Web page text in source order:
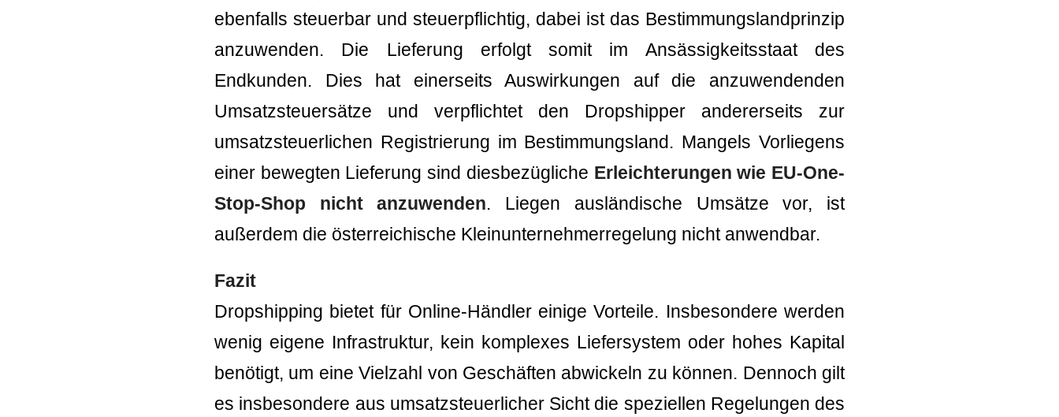
ebenfalls steuerbar und steuerpflichtig, dabei ist das Bestimmungslandprinzip
anzuwenden. Die Lieferung erfolgt somit im Ansässigkeitsstaat des
Endkunden. Dies hat einerseits Auswirkungen auf die anzuwendenden
Umsatzsteuersätze und verpflichtet den Dropshipper andererseits zur
umsatzsteuerlichen Registrierung im Bestimmungsland. Mangels Vorliegens
einer bewegten Lieferung sind diesbezügliche Erleichterungen wie EU-One-
Stop-Shop nicht anzuwenden. Liegen ausländische Umsätze vor, ist
außerdem die österreichische Kleinunternehmerregelung nicht anwendbar.
Fazit
Dropshipping bietet für Online-Händler einige Vorteile. Insbesondere werden
wenig eigene Infrastruktur, kein komplexes Liefersystem oder hohes Kapital
benötigt, um eine Vielzahl von Geschäften abwickeln zu können. Dennoch gilt
es insbesondere aus umsatzsteuerlicher Sicht die speziellen Regelungen des